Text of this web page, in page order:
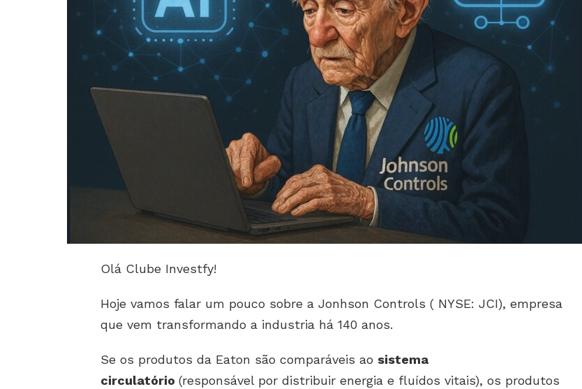
Olá Clube Investfy!
Hoje vamos falar um pouco sobre a Jonhson Controls ( NYSE: JCI), empresa
que vem transformando a industria há 140 anos.
Se os produtos da Eaton são comparáveis ao sistema
circulatório (responsável por distribuir energia e fluídos vitais), os produtos